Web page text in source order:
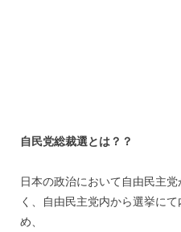
自民党総裁選とは？？
日本の政治において自由民主
く、自由民主党内から選挙に
め、